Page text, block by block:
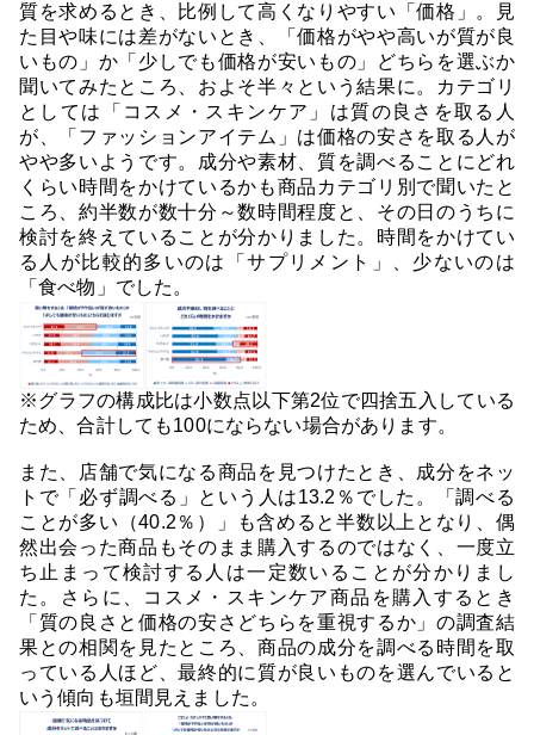
質を求めるとき、比例して高くなりやすい「価格」。見
た目や味には差がないとき、「価格がやや高いが質が良
いもの」か「少しでも価格が安いもの」どちらを選ぶか
聞いてみたところ、およそ半々という結果に。カテゴリ
としては「コスメ・スキンケア」は質の良さを取る人
が、「ファッションアイテム」は価格の安さを取る人が
やや多いようです。成分や素材、質を調べることにどれ
くらい時間をかけているかも商品カテゴリ別で聞いたと
ころ、約半数が数十分～数時間程度と、その日のうちに
検討を終えていることが分かりました。時間をかけてい
る人が比較的多いのは「サプリメント」、少ないのは
「食べ物」でした。
※グラフの構成比は小数点以下第2位で四捨五入している
ため、合計しても100にならない場合があります。
また、店舗で気になる商品を見つけたとき、成分をネッ
トで「必ず調べる」という人は13.2％でした。「調べる
ことが多い（40.2％）」も含めると半数以上となり、偶
然出会った商品もそのまま購入するのではなく、一度立
ち止まって検討する人は一定数いることが分かりまし
た。さらに、コスメ・スキンケア商品を購入するとき
「質の良さと価格の安さどちらを重視するか」の調査結
果との相関を見たところ、商品の成分を調べる時間を取
っている人ほど、最終的に質が良いものを選んでいると
いう傾向も垣間見えました。